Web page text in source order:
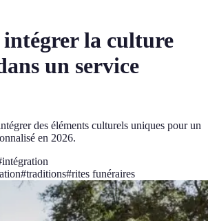
la culture
un service
des éléments culturels uniques pour un
en 2026.
intégration
#traditions#rites funéraires